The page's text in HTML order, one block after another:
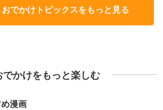
でかけトピックスをもっと見る
かけをもっと楽しむ
漫画